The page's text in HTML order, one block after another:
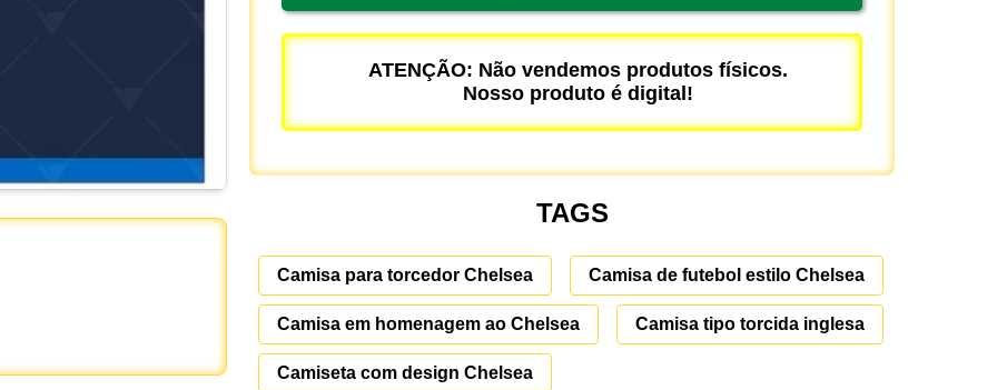
ATENÇÃO: Não vendemos produtos físicos.
Nosso produto é digital!
TAGS
Camisa para torcedor Chelsea Camisa de futebol estilo Chelsea
Camisa em homenagem ao Chelsea Camisa tipo torcida inglesa
Camiseta com design Chelsea